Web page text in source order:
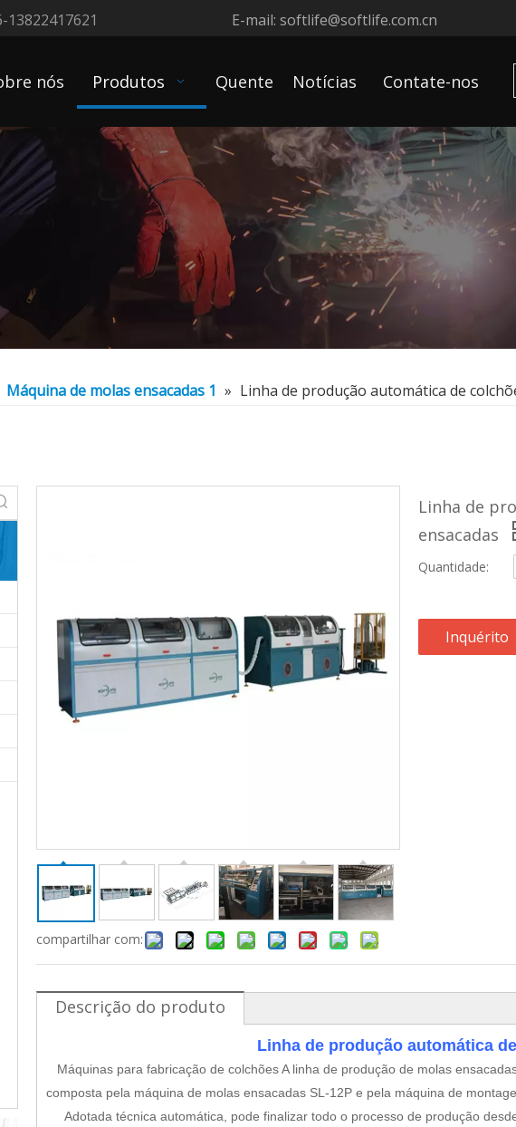
13822417621 E-mail: softlife@softlife.com.cn
nós Produtos Quente Notícias Contate-nos
Máquina de molas ensacadas 1 » Linha de produção automática de
compartilhar com:
Linha de
ensacadas
Quantidade:
Inquérito
Descrição do produto
Linha de produção automática
Máquinas para fabricação de colchões A linha de produção de molas
composta pela máquina de molas ensacadas SL-12P e pela máquina de
Adotada técnica automática, pode finalizar todo o processo de produção